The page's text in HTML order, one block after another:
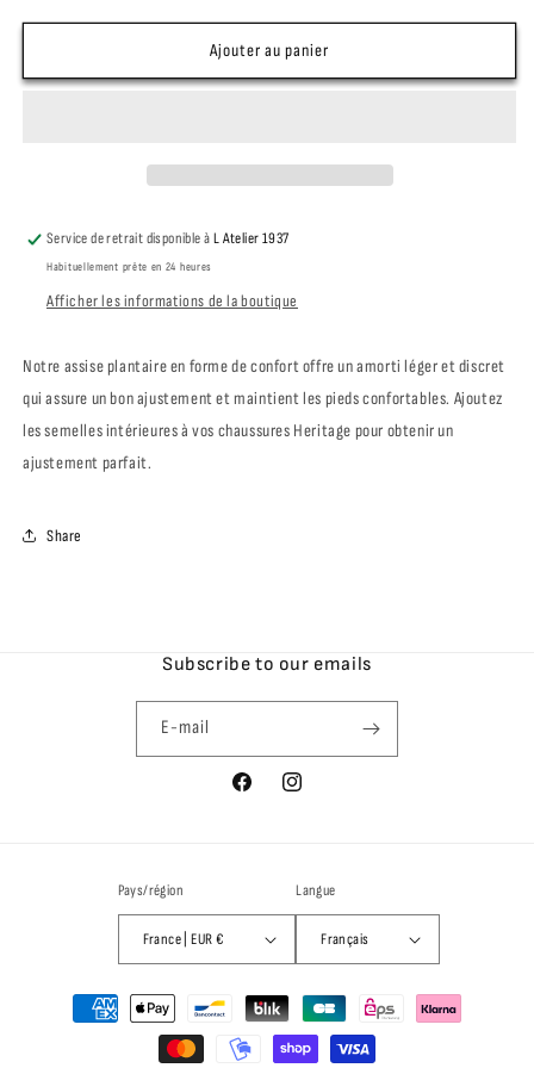
quantité
RED
quantité
RED
Ajouter au panier
Service de retrait disponible àL Atelier 1937
Habituellement prête en 24 heures
Afficher les informations de la boutique
Notre assise plantaire en forme de confort offre un amorti léger et discret
qui assure un bon ajustement et maintient les pieds confortables. Ajoutez
les semelles intérieures à vos chaussures Heritage pour obtenir un
ajustement parfait.
Share
Subscribe to our emails
E-mail
FacebookInstagram
Pays/région
France | EUR €
Langue
Français
Moyens